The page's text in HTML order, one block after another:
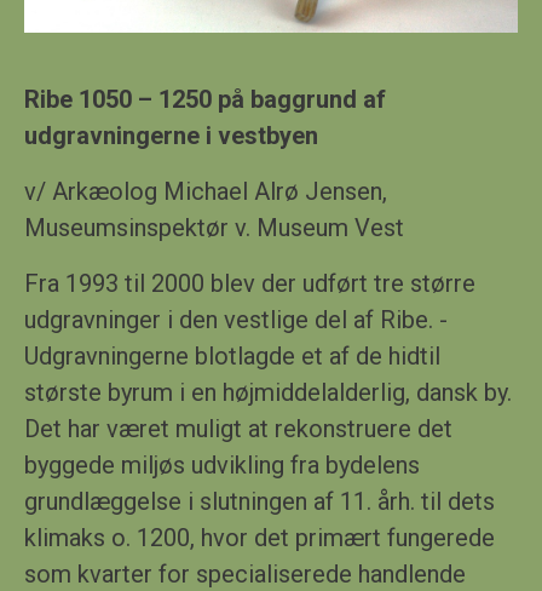
Ribe 1050 – 1250 på baggrund af
udgravningerne i vestbyen
v/ Arkæolog Michael Alrø Jensen,
Museumsinspektør v. Museum Vest
Fra 1993 til 2000 blev der udført tre større
udgravninger i den vestlige del af Ribe. -
Udgravningerne blotlagde et af de hidtil
største byrum i en højmiddelalderlig, dansk by.
Det har været muligt at rekonstruere det
byggede miljøs udvikling fra bydelens
grundlæggelse i slutningen af 11. årh. til dets
klimaks o. 1200, hvor det primært fungerede
som kvarter for specialiserede handlende